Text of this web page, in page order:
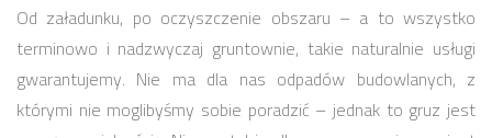
Od załadunku, po oczyszczenie obszaru – a to wszystko
terminowo i nadzwyczaj gruntownie, takie naturalnie usługi
gwarantujemy. Nie ma dla nas odpadów budowlanych, z
którymi nie moglibyśmy sobie poradzić – jednak to gruz jest